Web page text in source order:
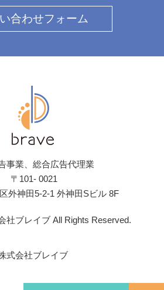
合わせフォーム
事業、総合広告代理業
〒101- 0021
外神田5-2-1 外神田Sビル 8F
社ブレイブ All Rights Reserved.
式会社ブレイブ